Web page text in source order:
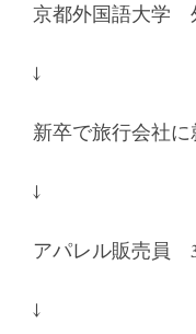
京都外国語大学
↓
新卒で旅行会社
↓
アパレル販売員
↓